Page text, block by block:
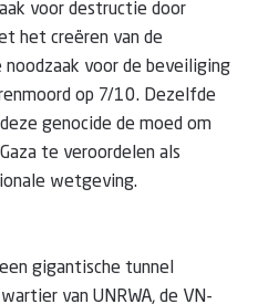
voor destructie door
het creëren van de
voor de beveiliging
op 7/10. Dezelfde
deze genocide de moed om
te veroordelen als
wetgeving.
gigantische tunnel
van UNRWA, de VN-